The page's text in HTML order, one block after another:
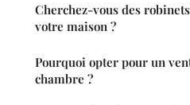
Cherchez-vous des
votre maison ?
Pourquoi opter pour un
chambre ?